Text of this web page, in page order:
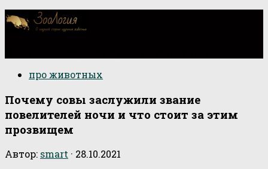
про животных
Почему совы заслужили звание
повелителей ночи и что стоит за этим
прозвищем
Автор: smart · 28.10.2021